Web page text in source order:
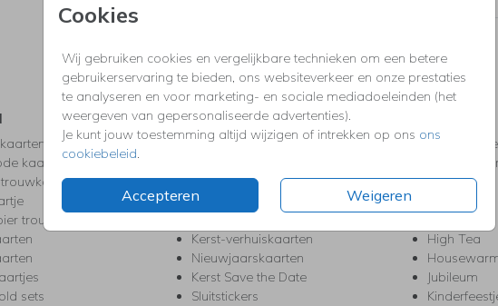
Cookies
Wij gebruiken cookies en vergelijkbare technieken om een betere
gebruikerservaring te bieden, ons websiteverkeer en onze prestaties
te analyseren en voor marketing- en sociale mediadoeleinden (het
weergeven van gepersonaliseerde advertenties).
Je kunt jouw toestemming altijd wijzigen of intrekken op ons ons
cookiebeleid.
Accepteren Weigeren
Formaten
kaartjes
trouwkaarten
sets
KERST
Kerstkaarten
Kerstdiner uitnodigingen
Kerstmenukaarten
Kerst-verhuiskaarten
Nieuwjaarskaarten
Kerst Save the Date
Sluitstickers
Communie
High Tea
Jubileum